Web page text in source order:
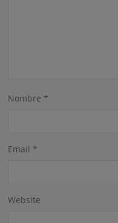
Nombre *
Email *
Website